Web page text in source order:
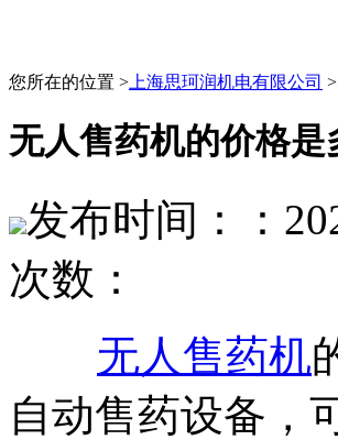
您所在的位置 > 上海思珂润机电有限公司 >
无人售药机的价格是
发布时间：：
次数：
无人售药机
自动售药设备，